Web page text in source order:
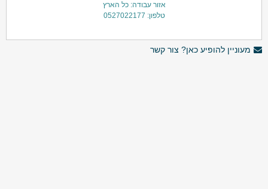
אזור עבודה: כל הארץ
טלפון: 0527022177
מעוניין להופיע כאן? צור קשר